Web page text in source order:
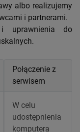
albo realizujemy
i partnerami.
i uprawnienia do
Połączenie z
serwisem
W celu
udostępnienia
komputera